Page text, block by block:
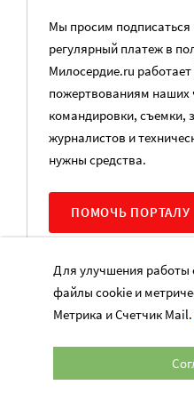
Мы просим
регулярный платеж в
Милосердие.ru
пожертвованиям наших
командировки, съемки,
журналистов и
нужны средства.
ПОМОЧЬ ПОРТАЛУ
БИЗНЕС И БЛАГОТВОРИТЕЛЬНОСТЬ
ОРГАНИЗАЦИИ, ТЕХНОЛОГИИ
БЛАГОТВОРИТЕЛЬНОСТИ
Для улучшения работы
файлы cookie и
Метрика и Счетчик Mail.